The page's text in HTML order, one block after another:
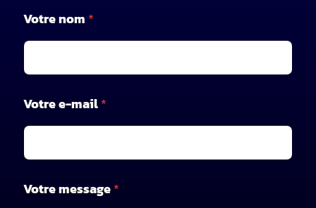
o
t
e
n
o
m
Votre nom *
Votre e-mail*
Votre message*